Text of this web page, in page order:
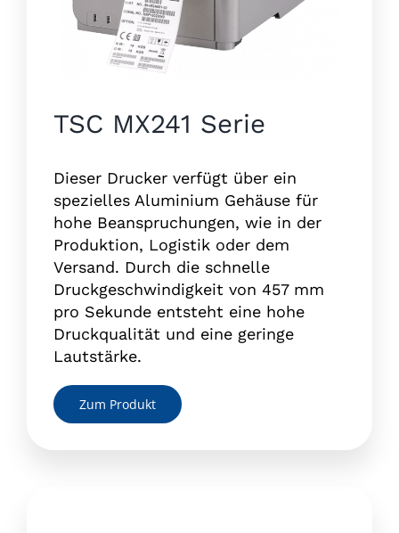
TSC MX241 Serie
Dieser Drucker verfügt über ein
spezielles Aluminium Gehäuse für
hohe Beanspruchungen, wie in der
Produktion, Logistik oder dem
Versand. Durch die schnelle
Druckgeschwindigkeit von 457 mm
pro Sekunde entsteht eine hohe
Druckqualität und eine geringe
Lautstärke.
Zum Produkt